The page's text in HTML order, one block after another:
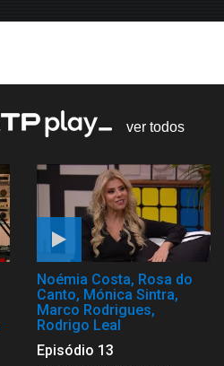
ver todos
Noémia Costa, Rosa do
Canto, Mónica Sintra,
Marco Rodrigues,
Rodrigo Leal
Episódio 13